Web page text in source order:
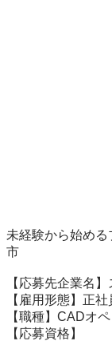
未経験から始め
市
【応募先企業名
【雇用形態】正社
【職種】CADオ
【応募資格】